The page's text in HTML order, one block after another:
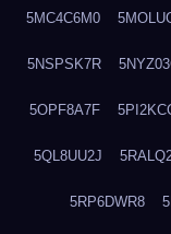
5MC4C6M0
5NSPSK7R
5OPF8A7F
5QL8UU2J
5RP6DWR8